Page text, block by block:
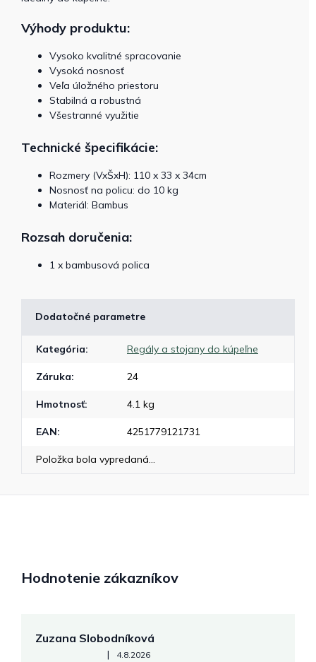
Výhody produktu:
Vysoko kvalitné spracovanie
Vysoká nosnosť
Veľa úložného priestoru
Stabilná a robustná
Všestranné využitie
Technické špecifikácie:
Rozmery (VxŠxH): 110 x 33 x 34cm
Nosnosť na policu: do 10 kg
Materiál: Bambus
Rozsah doručenia:
1 x bambusová polica
Dodatočné parametre
Kategória: Regály a stojany do kúpeľne
Záruka: 24
Hmotnosť: 4.1 kg
EAN: 4251779121731
Položka bola vypredaná…
Hodnotenie zákazníkov
Zuzana Slobodníková
Hodnotenie obchodu je 5 z 5 hviezdičiek.
| 4.8.2026